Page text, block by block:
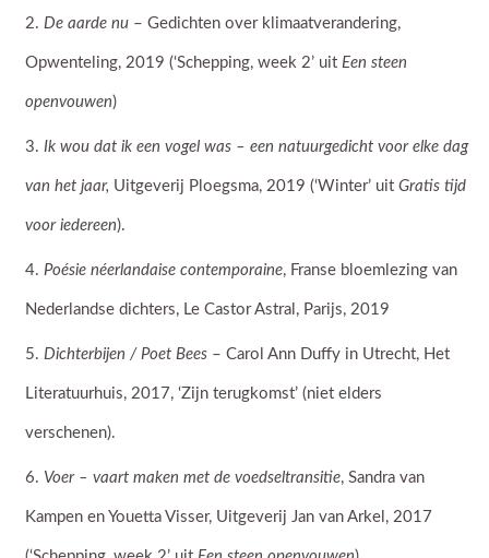
De aarde nu – Gedichten over klimaatverandering,
Opwenteling, 2019 (‘Schepping, week 2’ uitEen steen
openvouwen)
Ik wou dat ik een vogel was – een natuurgedicht voor elke dag
van het jaar, Uitgeverij Ploegsma, 2019 (‘Winter’ uitGratis tijd
voor iedereen).
Poésie néerlandaise contemporaine, Franse bloemlezing van
Nederlandse dichters, Le Castor Astral, Parijs, 2019
Dichterbijen / Poet Bees – Carol Ann Duffy in Utrecht, Het
Literatuurhuis, 2017, ‘Zijn terugkomst’ (niet elders
verschenen).
Voer – vaart maken met de voedseltransitie, Sandra van
Kampen en Youetta Visser, Uitgeverij Jan van Arkel, 2017